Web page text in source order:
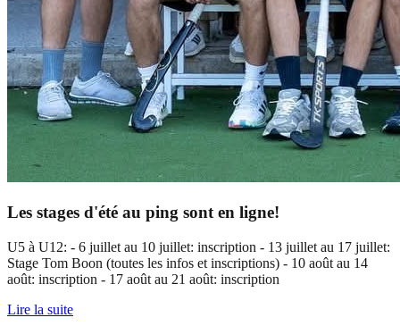
Les stages d'été au ping sont en ligne!
U5 à U12: - 6 juillet au 10 juillet: inscription - 13 juillet au 17 juillet:
Stage Tom Boon (toutes les infos et inscriptions) - 10 août au 14
août: inscription - 17 août au 21 août: inscription
Lire la suite